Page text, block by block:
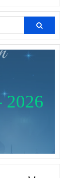
2026